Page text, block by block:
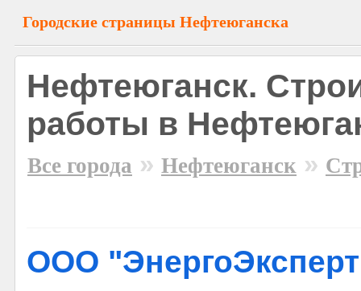
Городские страницы Нефтеюганска
Нефтеюганск.
работы в
Все города » Нефтеюганск »
ООО